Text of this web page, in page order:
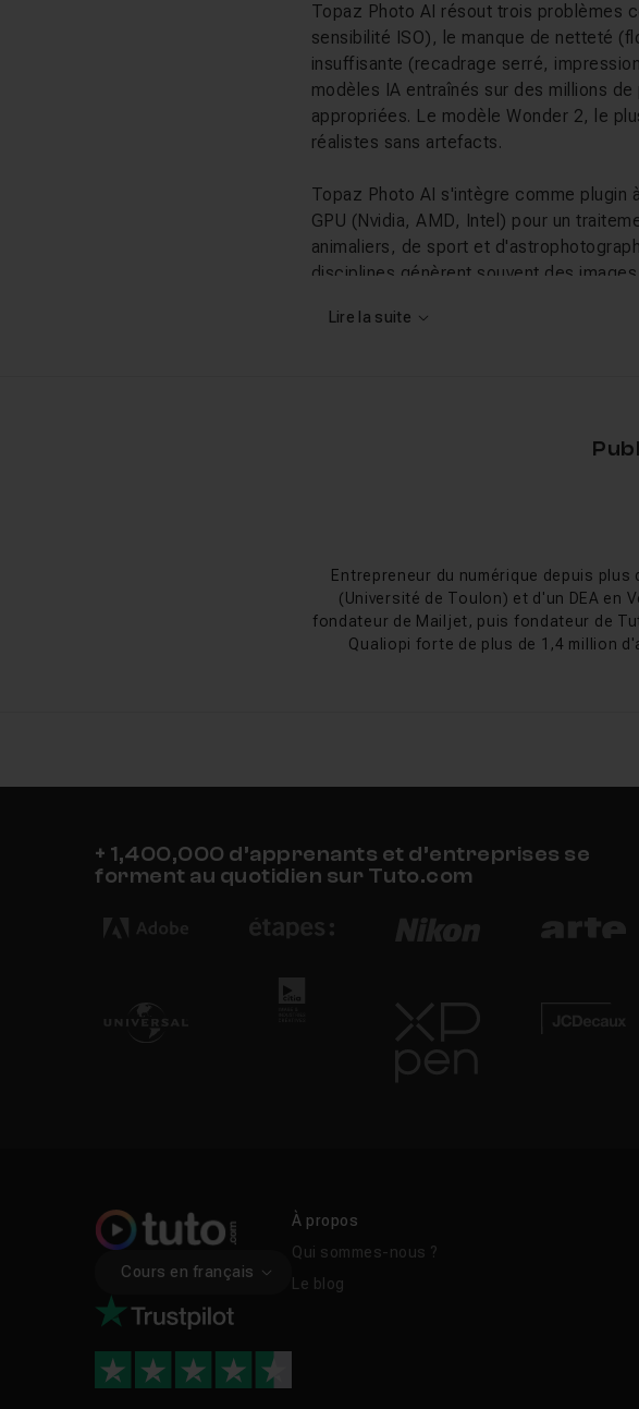
Topaz Photo AI résout trois problèmes
sensibilité ISO), le manque de netteté
insuffisante (recadrage serré,
modèles IA entraînés sur des millions
appropriées. Le modèle Wonder 2, le
réalistes sans artefacts.
Topaz Photo AI s'intègre comme plugin à
GPU (Nvidia, AMD, Intel) pour un
animaliers, de sport et
disciplines génèrent souvent des
Ce que vous allez
Les tutos Topaz Photo AI sur
débruitage et de netteté selon le type
lot efficace, et comment intégrer
Vous découvrirez aussi comment
Nouveautés Topaz Photo AI
En mars 2026, Topaz Labs a introduit
besoins mémoire GPU de 95 %. Le
désormais sur environ 3 Go. La version
Photoshop (DeNoise AI, Sharpen AI,
logiciel est passé à un modèle par
de nouveaux modèles IA plus
Lire la suite
Entrepreneur du numérique depuis
(Université de Toulon) et d'un DEA en
fondateur de Mailjet, puis fondateur de
Qualiopi forte de plus de 1,4 million
+ 1,400,000 d’apprenants et d’entreprises se
forment au quotidien sur Tuto.com
Cours en français
À propos
Qui sommes-nous ?
Le blog